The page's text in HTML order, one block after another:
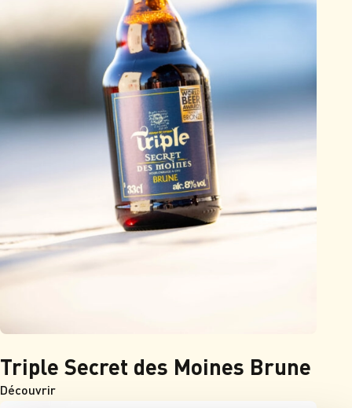
Triple Secret des Moines Brune
Découvrir